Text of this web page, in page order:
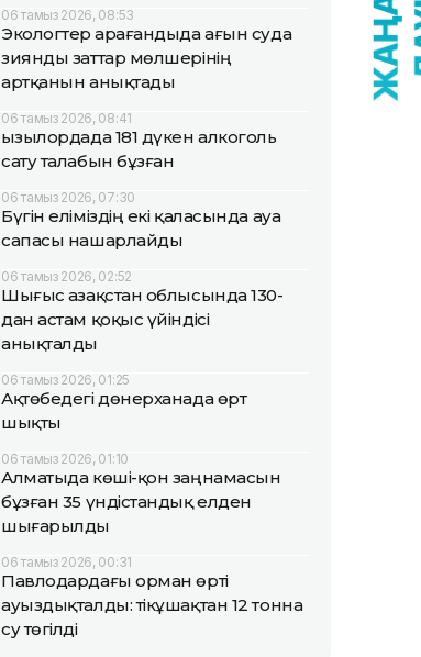
06 тамыз 2026, 08:53
Экологтер Қарағандыда ағын суда
зиянды заттар мөлшерінің
артқанын анықтады
06 тамыз 2026, 08:41
Қызылордада 181 дүкен алкоголь
сату талабын бұзған
06 тамыз 2026, 07:30
Бүгін еліміздің екі қаласында ауа
сапасы нашарлайды
06 тамыз 2026, 02:52
Шығыс Қазақстан облысында 130-
дан астам қоқыс үйіндісі
анықталды
06 тамыз 2026, 01:25
Ақтөбедегі дөнерханада өрт
шықты
06 тамыз 2026, 01:10
Алматыда көші-қон заңнамасын
бұзған 35 үндістандық елден
шығарылды
06 тамыз 2026, 00:31
Павлодардағы орман өрті
ауыздықталды: тікұшақтан 12 тонна
су төгілді